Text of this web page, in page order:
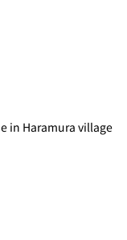
in Haramura village